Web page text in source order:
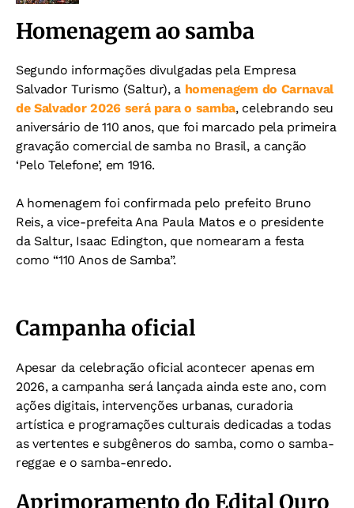
Homenagem ao samba
Segundo informações divulgadas pela Empresa
Salvador Turismo (Saltur), a homenagem do Carnaval
de Salvador 2026 será para o samba, celebrando seu
aniversário de 110 anos, que foi marcado pela primeira
gravação comercial de samba no Brasil, a canção
‘Pelo Telefone’, em 1916.
A homenagem foi confirmada pelo prefeito Bruno
Reis, a vice-prefeita Ana Paula Matos e o presidente
da Saltur, Isaac Edington, que nomearam a festa
como “110 Anos de Samba”.
Campanha oficial
Apesar da celebração oficial acontecer apenas em
2026, a campanha será lançada ainda este ano, com
ações digitais, intervenções urbanas, curadoria
artística e programações culturais dedicadas a todas
as vertentes e subgêneros do samba, como o samba-
reggae e o samba-enredo.
Aprimoramento do Edital Ouro